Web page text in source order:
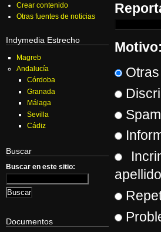
Motivo:
Crear contenido
Otras fuentes de noticias
Indymedia Estrecho
Magreb
Andalucía
Córdoba
Granada
Málaga
Sevilla
Cádiz
Buscar
Buscar en este sitio:
Documentos